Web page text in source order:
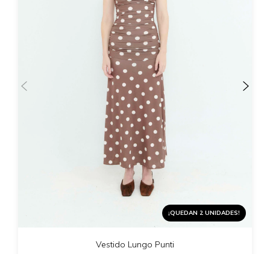
¡QUEDAN 2 UNIDADES!
Vestido Lungo Punti